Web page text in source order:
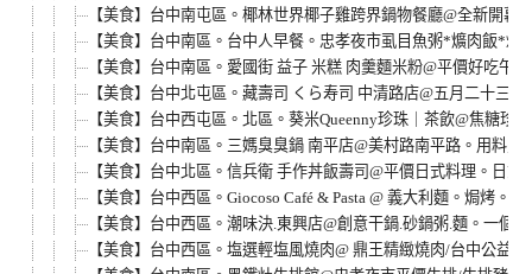
【美食】台中南屯區。椰林世界椰子雞跨界鍋物餐廳@全新開
【美食】台中南區。台中人早餐。忠孝夜市虱目魚粥*爌肉飯*
【美食】台中南區。愛國街 益子 米糕 肉羹麵米粉@平價好吃午
【美食】台中北屯區。藏壽司 くら寿司 中清路店@五月二十三
【美食】台中西屯區。北區。葵米Queenny珍珠｜茶飲@焦糖
【美食】台中南區。三媽臭臭鍋 南平店@美村路南平路。用料
【美食】台中北區。信兵衛 手作丼飯壽司@平價日式料理。日
【美食】台中西區。Giocoso Café & Pasta @ 義大利麵。焗烤
【美食】台中西區。潮味決.東興店@創意干鍋.砂鍋粥.麵。一
【美食】台中西區。塩選輕塩風燒肉@ 鼎王精緻燒肉/台中公益